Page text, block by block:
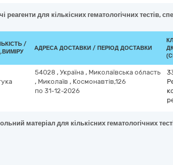
реагенти для кількісних гематологічних
/
АДРЕСА ДОСТАВКИ / ПЕРІОД ДОСТАВКИ
54028 , Україна , Миколаївська область
, Миколаїв , Космонавтів,126
по 31-12-2026
матеріал для кількісних гематологічних